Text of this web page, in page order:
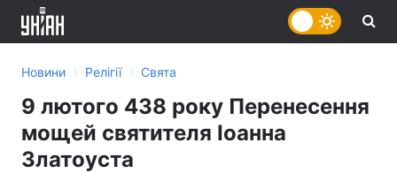
Новини › Релігії › Свята
9 лютого 438 року Перенесення
мощей святителя Іоанна
Златоуста